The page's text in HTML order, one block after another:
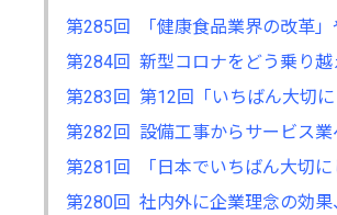
第282回 設備工事からサービス業